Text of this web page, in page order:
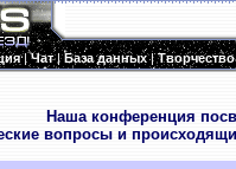
|Чат|База данных|Творчество
Наша конференция
вопросы и